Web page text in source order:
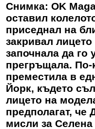
Снимка: OK
оставил
приседнал на
закривал
започнала да го
прегръщала. По-
преместила в
Йорк, където
лицето на
предполагат,
мисли за